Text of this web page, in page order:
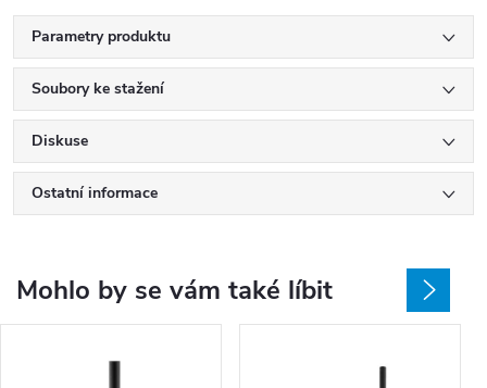
Parametry produktu
Soubory ke stažení
Diskuse
Ostatní informace
Mohlo by se vám také líbit